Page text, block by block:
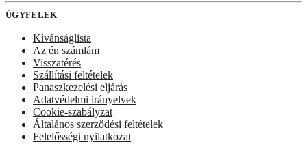
ÜGYFELEK
Kívánságlista
Az én számlám
Visszatérés
Szállítási feltételek
Panaszkezelési eljárás
Adatvédelmi irányelvek
Cookie-szabályzat
Általános szerződési feltételek
Felelősségi nyilatkozat